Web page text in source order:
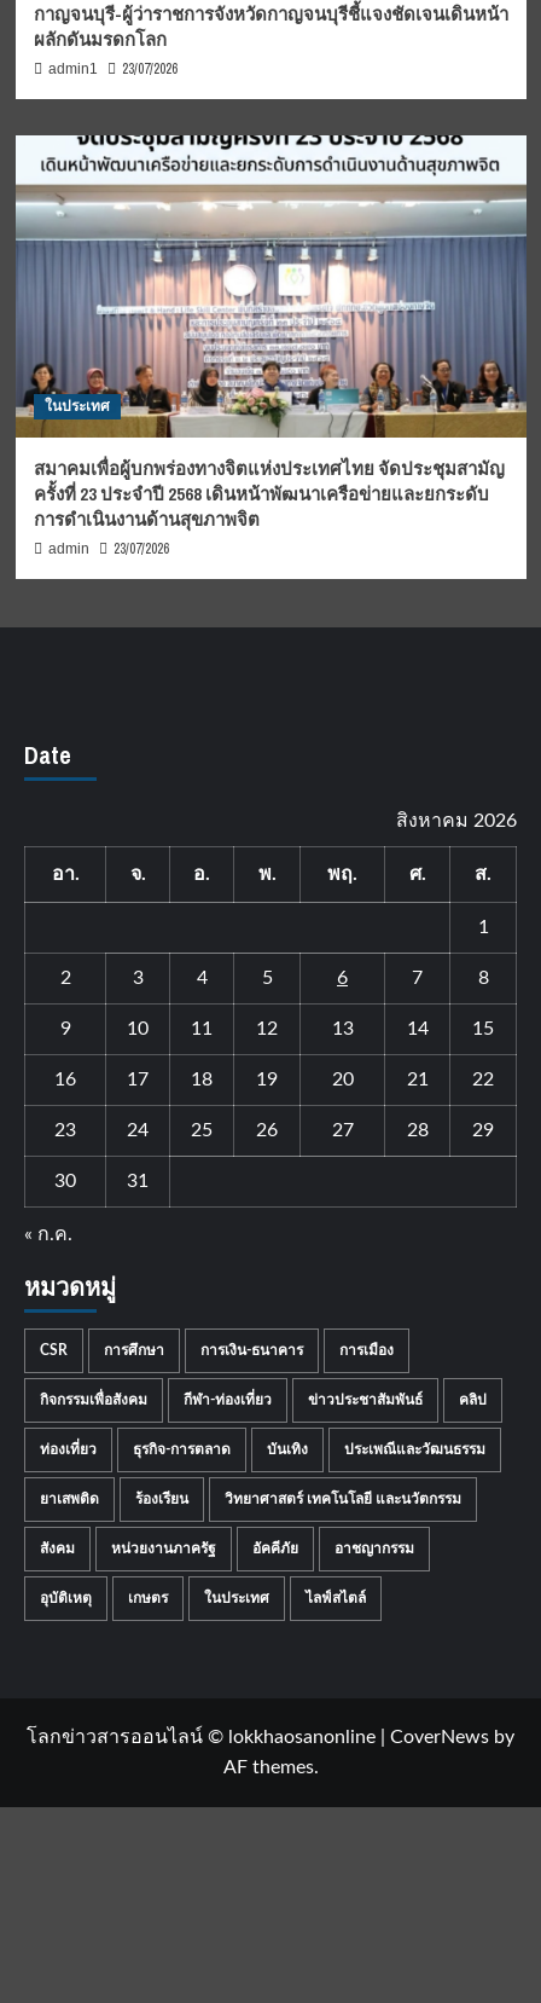
กาญจนบุรี-ผู้ว่าราชการจังหวัดกาญจนบุรีชี้แจงชัดเจนเดินหน้า
ผลักดันมรดกโลก
admin1 23/07/2026
ในประเทศ
สมาคมเพื่อผู้บกพร่องทางจิตแห่งประเทศไทย จัดประชุมสามัญ
ครั้งที่ 23 ประจำปี 2568 เดินหน้าพัฒนาเครือข่ายและยกระดับ
การดำเนินงานด้านสุขภาพจิต
admin 23/07/2026
Date
สิงหาคม 2026
อา. จ. อ. พ. พฤ. ศ. ส.
1
2 3 4 5 6 7 8
9 10 11 12 13 14 15
16 17 18 19 20 21 22
23 24 25 26 27 28 29
30 31
« ก.ค.
หมวดหมู่
CSR การศึกษา การเงิน-ธนาคาร การเมือง
กิจกรรมเพื่อสังคม กีฬา-ท่องเที่ยว ข่าวประชาสัมพันธ์ คลิป
ท่องเที่ยว ธุรกิจ-การตลาด บันเทิง ประเพณีและวัฒนธรรม
ยาเสพติด ร้องเรียน วิทยาศาสตร์ เทคโนโลยี และนวัตกรรม
สังคม หน่วยงานภาครัฐ อัคคีภัย อาชญากรรม
อุบัติเหตุ เกษตร ในประเทศ ไลฟ์สไตล์
โลกข่าวสารออนไลน์ © lokkhaosanonline CoverNews by
AF themes.